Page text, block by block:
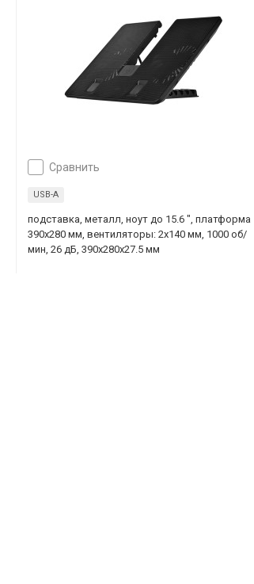
сравнить
USB-A
подставка, металл, ноут до 15.6 ", платформа
390x280 мм, вентиляторы: 2х140 мм, 1000 об/
мин, 26 дБ, 390x280x27.5 мм